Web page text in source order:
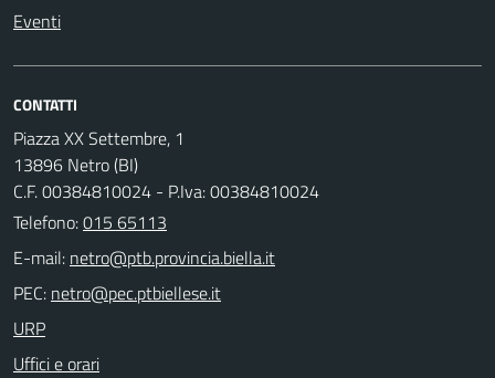
Eventi
CONTATTI
Piazza XX Settembre, 1
13896 Netro (BI)
C.F. 00384810024 - P.Iva: 00384810024
Telefono:015 65113
E-mail:
PEC:
URP
Uffici e orari